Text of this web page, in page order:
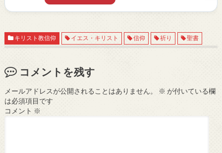
キリスト教信仰 イエス・キリスト 信仰 祈り 聖書
コメントを残す
メールアドレスが公開されることはありません。 ※ が付いている欄
は必須項目です
コメント ※